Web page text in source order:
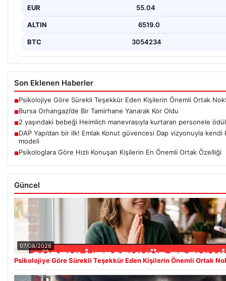
EUR 55.04
ALTIN 6519.0
BTC 3054234
Son Eklenen Haberler
■Psikolojiye Göre Sürekli Teşekkür Eden Kişilerin Önemli Ortak
■Bursa Orhangazi’de Bir Tamirhane Yanarak Kor Oldu
■2 yaşındaki bebeği Heimlich manevrasıyla kurtaran personele ödül
■DAP Yapı’dan bir ilk! Emlak Konut güvencesi Dap vizyonuyla
modeli
■Psikologlara Göre Hızlı Konuşan Kişilerin En Önemli Ortak Özelliği
Güncel
07/08/2026
Psikolojiye Göre Sürekli Teşekkür Eden Kişilerin Önemli Ortak